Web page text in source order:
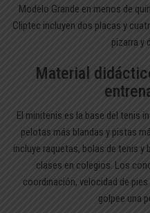
Modelo Grande en menos de
Cliptec incluyen dos placas y
pizarra y
Material
El minitenis es la base del tenis
pelotas más blandas y pistas
incluye raquetas, bolas de tenis
clases en colegios. Los
coordinación, velocidad de
golpee una